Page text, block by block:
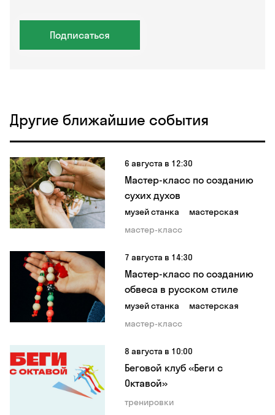
Подписаться
Другие ближайшие события
6 августа в 12:30
Мастер-класс по созданию
сухих духов
музей станка
мастерская
мастер-класс
7 августа в 14:30
Мастер-класс по созданию
обвеса в русском стиле
музей станка
мастерская
мастер-класс
8 августа в 10:00
Беговой клуб «Беги с
Октавой»
тренировки